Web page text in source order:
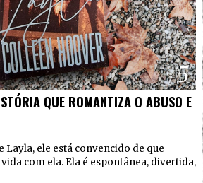
5
QUE ROMANTIZA O ABUSO E
Layla, ele está convencido de que
com ela. Ela é espontânea, divertida,